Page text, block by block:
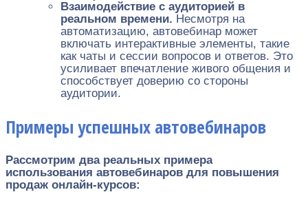
Взаимодействие с аудиторией в
реальном времени. Несмотря на
автоматизацию, автовебинар может
включать интерактивные элементы, такие
как чаты и сессии вопросов и ответов. Это
усиливает впечатление живого общения и
способствует доверию со стороны
аудитории.
Примеры успешных автовебинаров
Рассмотрим два реальных примера
использования автовебинаров для повышения
продаж онлайн-курсов: